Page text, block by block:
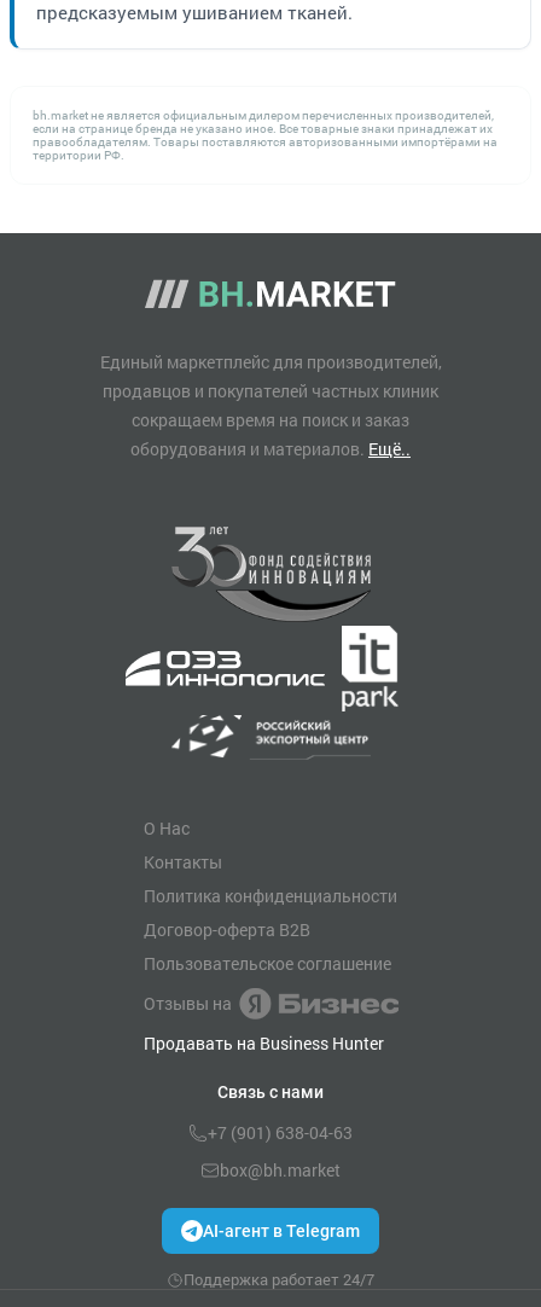
предсказуемым ушиванием тканей.
bh.market не является официальным дилером перечисленных производителей,
если на странице бренда не указано иное. Все товарные знаки принадлежат их
правообладателям. Товары поставляются авторизованными импортёрами на
территории РФ.
Единый маркетплейс для производителей,
продавцов и покупателей частных клиник
сокращаем время на поиск и заказ
оборудования и материалов. Ещё..
О Нас
Контакты
Политика конфиденциальности
Договор-оферта B2B
Пользовательское соглашение
Отзывы на
Продавать на Business Hunter
Связь с нами
+7 (901) 638-04-63
box@bh.market
AI-агент в Telegram
Поддержка работает 24/7